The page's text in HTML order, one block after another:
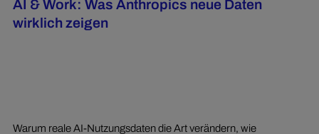
AI & Work: Was Anthropics neue Daten
wirklich zeigen
Warum reale AI-Nutzungsdaten die Art verändern, wie